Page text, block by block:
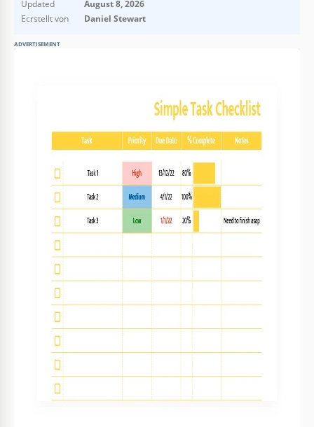
Updated
August 8, 2026
Ecrstellt von
Daniel Stewart
ADVERTISEMENT